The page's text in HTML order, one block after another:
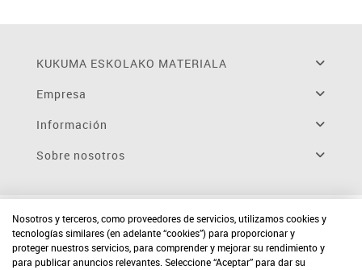
KUKUMA ESKOLAKO MATERIALA
Empresa
Información
Sobre nosotros
Nosotros y terceros, como proveedores de servicios, utilizamos cookies y
tecnologías similares (en adelante “cookies”) para proporcionar y
proteger nuestros servicios, para comprender y mejorar su rendimiento y
para publicar anuncios relevantes. Seleccione “Aceptar” para dar su